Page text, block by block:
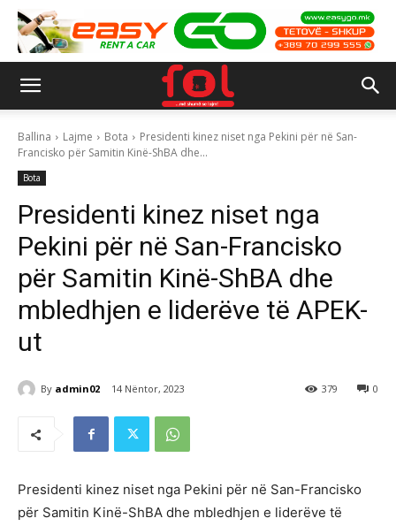
Ballina Lajme Bota
Presidenti kinez niset nga Pekini për në San-
Francisko për Samitin Kinë-ShBA dhe...
Bota
Presidenti kinez niset nga
Pekini për në San-Francisko
për Samitin Kinë-ShBA dhe
mbledhjen e liderëve të APEK-
ut
By admin02 14 Nëntor, 2023 0
379
Presidenti kinez niset nga Pekini për në San-Francisko
për Samitin Kinë-ShBA dhe mbledhjen e liderëve të